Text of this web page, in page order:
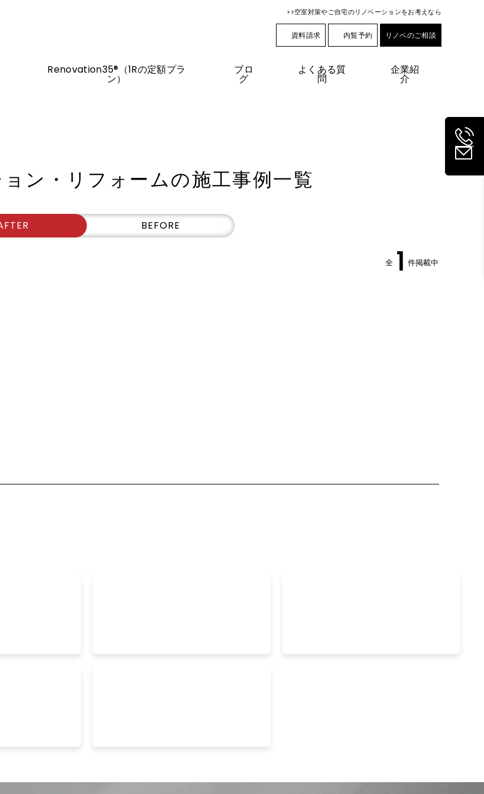
>>空室対策やご自宅のリノベーションをお考えなら
資料請求 内覧予約 リノベのご相談
Renovation35®（1Rの定額プラ
ン）
ブロ
グ
よくある質
問
企業紹
介
ン・リフォームの施工事例一覧
BEFORE
全 1 件掲載中